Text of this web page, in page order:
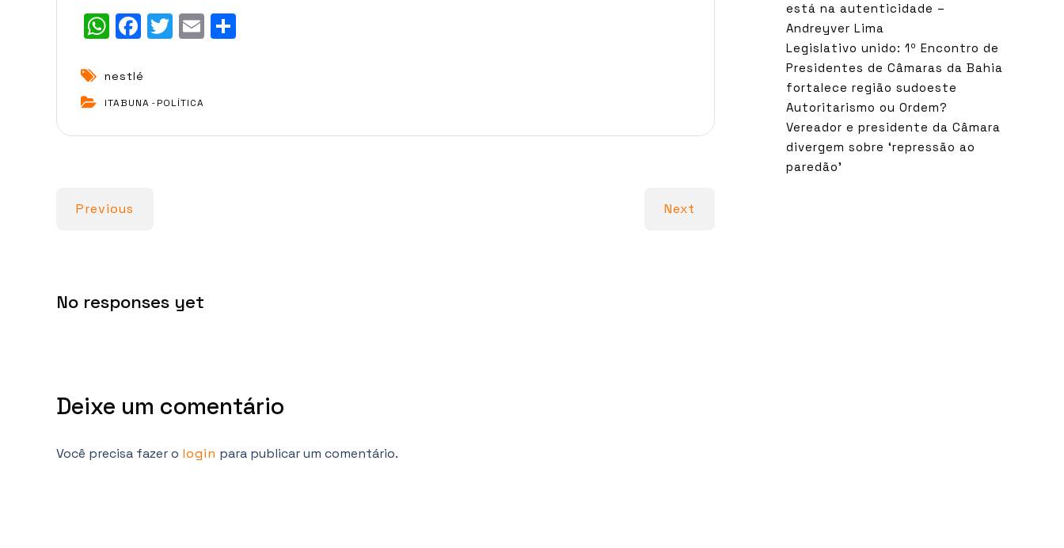
W
h
a
t
p
F
a
c
e
T
w
t
E
m
nestlé
ITABUNA -POLÍTICA
Previous Next
No responses yet
Deixe um comentário
Você precisa fazer o login para publicar um comentário.
está na autenticidade –
Andreyver Lima
Legislativo unido: 1º Encontro de
Presidentes de Câmaras da Bahia
fortalece região sudoeste
Autoritarismo ou Ordem?
Vereador e presidente da Câmara
divergem sobre ‘repressão ao
paredão’